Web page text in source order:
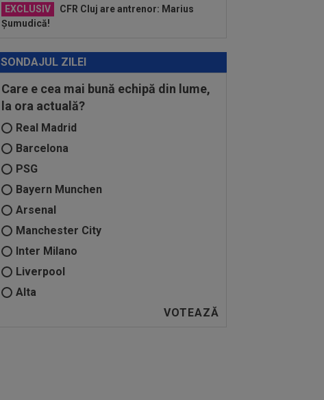
EXCLUSIV
CFR Cluj are antrenor: Marius
Șumudică!
SONDAJUL ZILEI
Care e cea mai bună echipă din lume,
la ora actuală?
Real Madrid
Barcelona
PSG
Bayern Munchen
Arsenal
Manchester City
Inter Milano
Liverpool
Alta